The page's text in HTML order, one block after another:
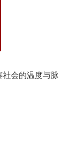
会的温度与脉